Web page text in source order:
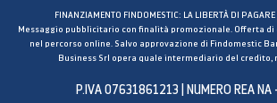
FINANZIAMENTO FINDOMESTIC: LA LIBERTÀ DI PAGARE
Messaggio pubblicitario con finalità promozionale. Offerta di
nel percorso online. Salvo approvazione di Findomestic
Business Srl opera quale intermediario del credito,
P.IVA 07631861213 | NUMERO REA